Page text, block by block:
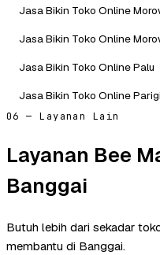
Jasa Bikin Toko Online
Jasa Bikin Toko Online
Jasa Bikin Toko Online Palu
Jasa Bikin Toko Online
06 — Layanan Lain
Layanan Bee
Banggai
Butuh lebih dari sekadar
membantu di Banggai.